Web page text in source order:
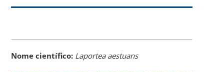
Nome científico: Laportea aestuans